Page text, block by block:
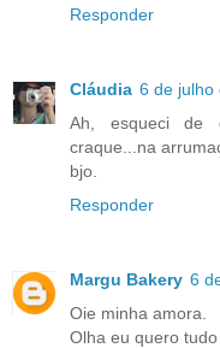
Responder
Cláudia 6 de julho
Ah, esqueci de
craque...na
bjo.
Responder
Margu Bakery 6
Oie minha amora.
Olha eu quero tudo